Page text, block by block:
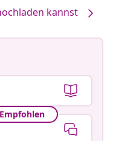
kannst
Empfohlen